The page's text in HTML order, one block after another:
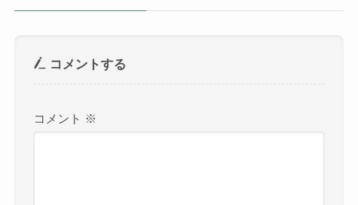
コメントする
コメント ※